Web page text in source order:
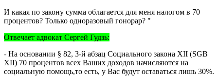
И какая по закону сумма облагается для меня налогом в 70
процентов? Только одноразовый гонорар? "
Отвечает адвокат Сергей Гудзь:
- На основании § 82, 3-й абзац Социального закона XII (SGB
XII) 70 процентов всех Ваших доходов начисляются на
социальную помощь,то есть, у Вас будут оставаться лишь 30%.